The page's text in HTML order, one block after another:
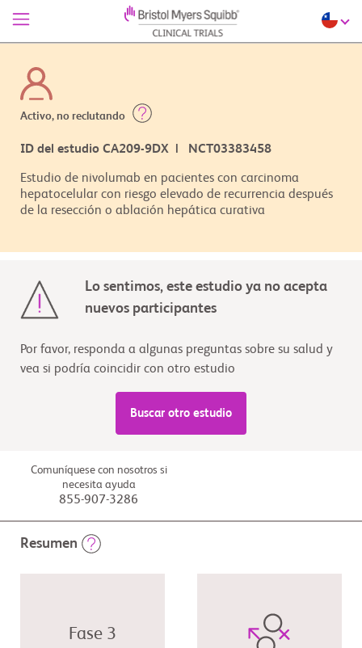
Activo, no reclutando
ID del estudio CA209-9DX | NCT03383458
Estudio de nivolumab en pacientes con carcinoma
hepatocelular con riesgo elevado de recurrencia después
de la resección o ablación hepática curativa
Lo sentimos, este estudio ya no acepta
nuevos participantes
Por favor, responda a algunas preguntas sobre su salud y
vea si podría coincidir con otro estudio
Buscar otro estudio
Comuníquese con nosotros si
necesita ayuda
855-907-3286
Resumen
Fase 3